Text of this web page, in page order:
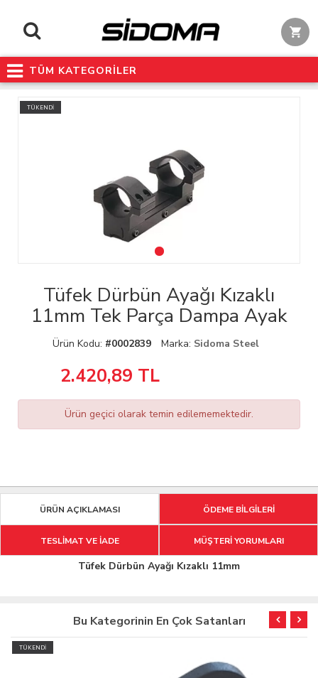
TÜM KATEGORİLER
TÜKENDİ
Tüfek Dürbün Ayağı Kızaklı
11mm Tek Parça Dampa Ayak
Ürün Kodu: #0002839 Marka: Sidoma Steel
2.420,89 TL
Ürün geçici olarak temin edilememektedir.
ÜRÜN AÇIKLAMASI ÖDEME BİLGİLERİ
TESLİMAT VE İADE MÜŞTERİ YORUMLARI
Tüfek Dürbün Ayağı Kızaklı 11mm
Bu Kategorinin En Çok Satanları